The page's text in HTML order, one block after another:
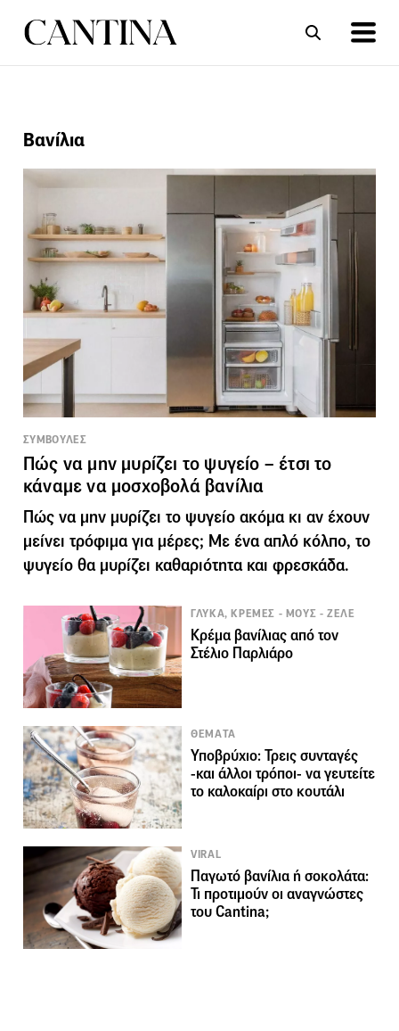
Βανίλια
ΣΥΜΒΟΥΛΕΣ
Πώς να μην μυρίζει το ψυγείο – έτσι το
κάναμε να μοσχοβολά βανίλια
Πώς να μην μυρίζει το ψυγείο ακόμα κι αν έχουν
μείνει τρόφιμα για μέρες; Με ένα απλό κόλπο, το
ψυγείο θα μυρίζει καθαριότητα και φρεσκάδα.
ΓΛΥΚΑ, ΚΡΕΜΕΣ - ΜΟΥΣ - ΖΕΛΕ
Κρέμα βανίλιας από τον
Στέλιο Παρλιάρο
ΘΕΜΑΤΑ
Υποβρύχιο: Τρεις συνταγές
-και άλλοι τρόποι- να γευτείτε
το καλοκαίρι στο κουτάλι
VIRAL
Παγωτό βανίλια ή σοκολάτα:
Τι προτιμούν οι αναγνώστες
του Cantina;